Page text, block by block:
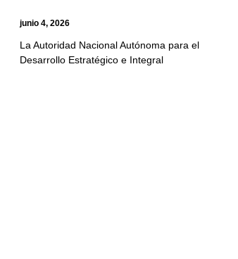
junio 4, 2026
La Autoridad Nacional Autónoma para el
Desarrollo Estratégico e Integral